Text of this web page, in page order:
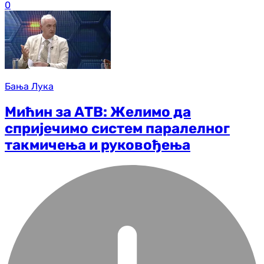
0
Бања Лука
Мићин за АТВ: Желимо да
спријечимо систем паралелног
такмичења и руковођења